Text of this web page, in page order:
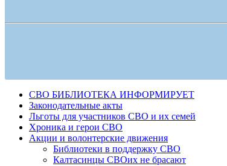
СВО БИБЛИОТЕКА ИНФОРМИРУЕТ
Законодательные акты
Льготы для участников СВО и их семей
Хроника и герои СВО
Акции и волонтерские движения
Библиотеки в поддержку СВО
Калтасинцы СВОих не брасают